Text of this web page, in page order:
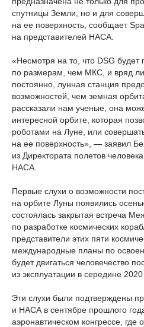
спутницы Земли, но и для
на ее поверхность, сообщает
на представителей НАСА.
«Несмотря на то, что DSG будет
по размерам, чем МКС, и вряд
постоянно, лунная станция
возможностей, чем земная
рассказали нам ученые, она
интересной орбите, которая
роботами на Луне, или
на ее поверхность», — заявил
из Директората полетов
НАСА.
Первые слухи о возможности
на орбите Луны появились
состоялась закрытая встреча
по разработке космических
представители этих пяти
международные планы по
будет двигаться человечество
из эксплуатации в середине 2020
Эти слухи были подтверждены
и НАСА в сентябре прошлого
аэронавтическом конгрессе, где